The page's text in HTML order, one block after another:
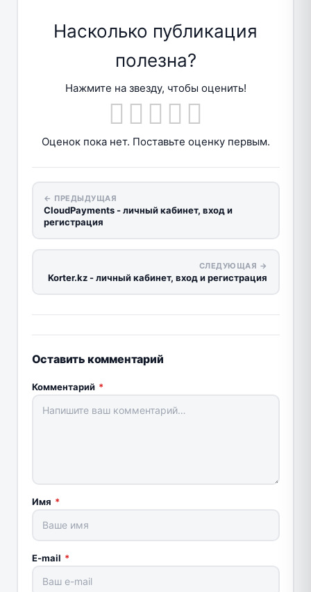
Насколько публикация
полезна?
Нажмите на звезду, чтобы оценить!
Оценок пока нет. Поставьте оценку первым.
← ПРЕДЫДУЩАЯ
CloudPayments - личный кабинет, вход и
регистрация
СЛЕДУЮЩАЯ →
Korter.kz - личный кабинет, вход и регистрация
Оставить комментарий
Комментарий *
Имя *
E-mail *